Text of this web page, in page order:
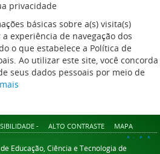
privacidade
básicas sobre a(s) visita(s)
experiência de navegação dos
o que estabelece a Política de
Ao utilizar este site, você concorda
seus dados pessoais por meio de
- ALTO CONTRASTE MAPA
A+ A A-
Educação, Ciência e Tecnologia de